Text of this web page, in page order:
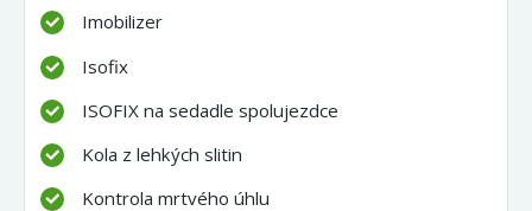
Imobilizer
Isofix
ISOFIX na sedadle spolujezdce
Kola z lehkých slitin
Kontrola mrtvého úhlu